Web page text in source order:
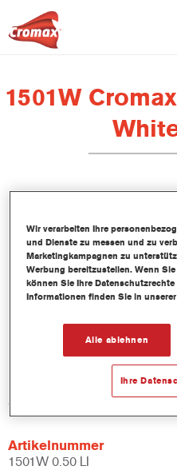
1501W
Dieses wasserbasierte
Basislacksystems.
Produktmerkmale
Hervorragende
Einfache Nass-in-Nass-
Kontinuierlich aktualisierte
Uni-, Metallic- und
0.5LT
Artikelnummer
1501W 0.50 LI
Wir verarbeiten Ihre
und Dienste zu messen und zu
Marketingkampagnen zu
Werbung bereitzustellen. Wenn
können Sie Ihre
Informationen finden Sie in
Alle ablehnen
Ihre